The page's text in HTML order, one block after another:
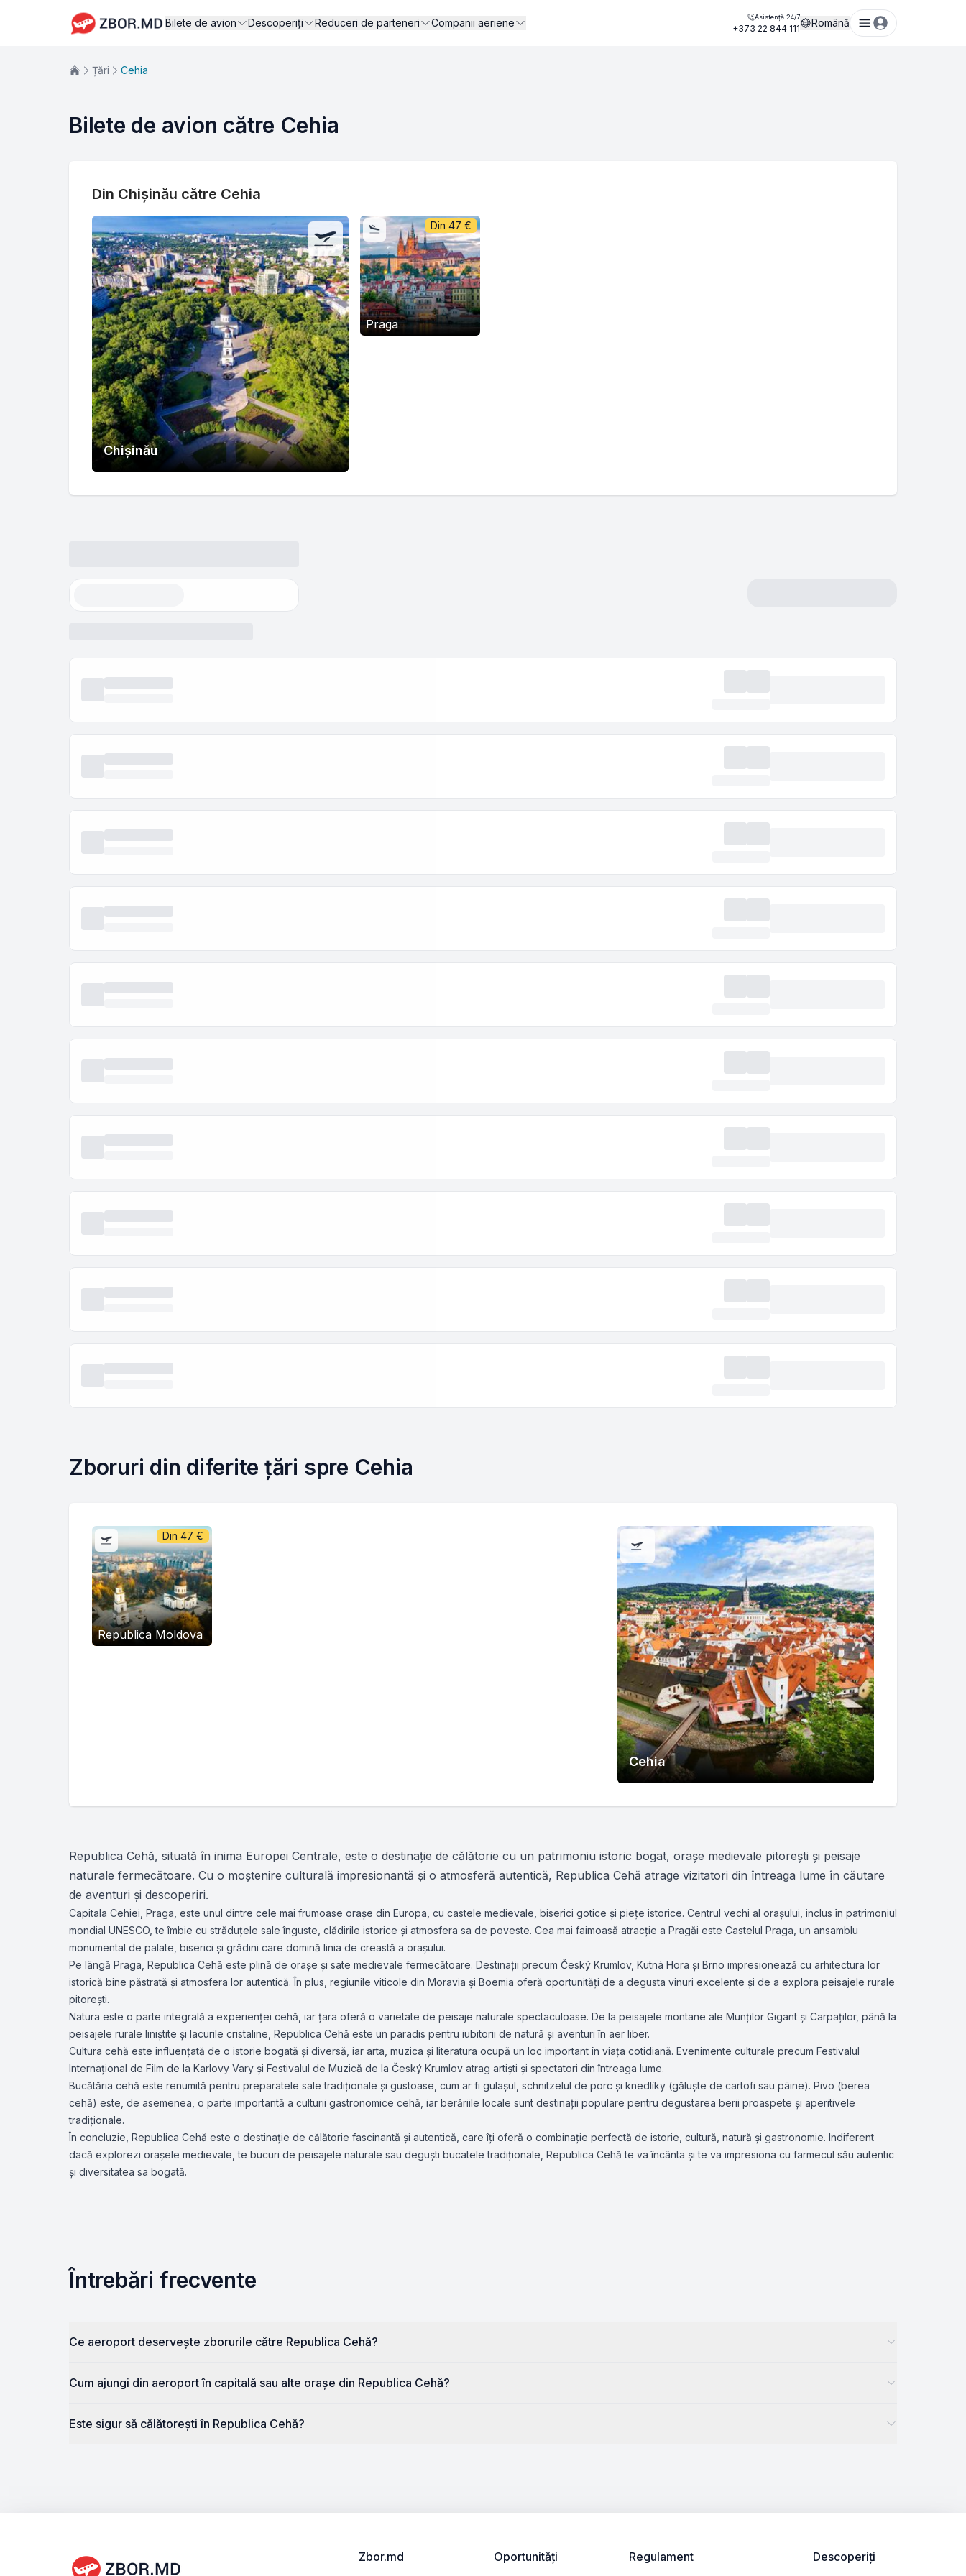
Bilete de avion Descoperiți Reduceri de parteneri Companii aeriene Asistență 24/7
+373 22 844 111 Română
Țări Cehia
Bilete de avion către Cehia
Din Chișinău către Cehia
Chișinău
Praga
Din 47 €
Zboruri din diferite țări spre Cehia
Republica Moldova
Din 47 €
Cehia
Republica Cehă, situată în inima Europei Centrale, este o destinație de călătorie cu un patrimoniu istoric bogat, orașe medievale pitorești și peisaje
naturale fermecătoare. Cu o moștenire culturală impresionantă și o atmosferă autentică, Republica Cehă atrage vizitatori din întreaga lume în căutare
de aventuri și descoperiri.
Capitala Cehiei, Praga, este unul dintre cele mai frumoase orașe din Europa, cu castele medievale, biserici gotice și piețe istorice. Centrul vechi al orașului, inclus în patrimoniul
mondial UNESCO, te îmbie cu străduțele sale înguste, clădirile istorice și atmosfera sa de poveste. Cea mai faimoasă atracție a Pragăi este Castelul Praga, un ansamblu
monumental de palate, biserici și grădini care domină linia de creastă a orașului.
Pe lângă Praga, Republica Cehă este plină de orașe și sate medievale fermecătoare. Destinații precum Český Krumlov, Kutná Hora și Brno impresionează cu arhitectura lor
istorică bine păstrată și atmosfera lor autentică. În plus, regiunile viticole din Moravia și Boemia oferă oportunități de a degusta vinuri excelente și de a explora peisajele rurale
pitorești.
Natura este o parte integrală a experienței cehă, iar țara oferă o varietate de peisaje naturale spectaculoase. De la peisajele montane ale Munților Gigant și Carpaților, până la
peisajele rurale liniștite și lacurile cristaline, Republica Cehă este un paradis pentru iubitorii de natură și aventuri în aer liber.
Cultura cehă este influențată de o istorie bogată și diversă, iar arta, muzica și literatura ocupă un loc important în viața cotidiană. Evenimente culturale precum Festivalul
Internațional de Film de la Karlovy Vary și Festivalul de Muzică de la Český Krumlov atrag artiști și spectatori din întreaga lume.
Bucătăria cehă este renumită pentru preparatele sale tradiționale și gustoase, cum ar fi gulașul, schnitzelul de porc și knedlíky (găluște de cartofi sau pâine). Pivo (berea
cehă) este, de asemenea, o parte importantă a culturii gastronomice cehă, iar berăriile locale sunt destinații populare pentru degustarea berii proaspete și aperitivele
tradiționale.
În concluzie, Republica Cehă este o destinație de călătorie fascinantă și autentică, care îți oferă o combinație perfectă de istorie, cultură, natură și gastronomie. Indiferent
dacă explorezi orașele medievale, te bucuri de peisajele naturale sau deguști bucatele tradiționale, Republica Cehă te va încânta și te va impresiona cu farmecul său autentic
și diversitatea sa bogată.
Întrebări frecvente
Ce aeroport deservește zborurile către Republica Cehă?
Cum ajungi din aeroport în capitală sau alte orașe din Republica Cehă?
Este sigur să călătorești în Republica Cehă?
Zbor.md Oportunități Regulament Descoperiți